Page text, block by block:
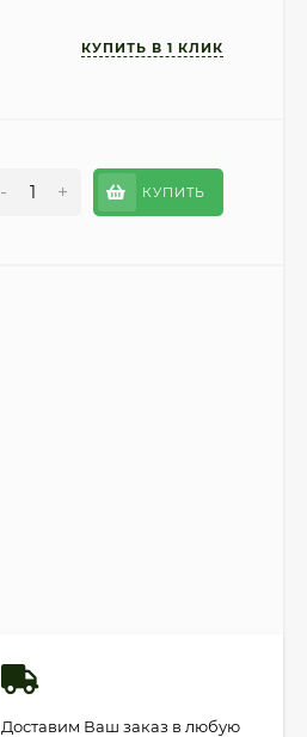
- + КУПИТЬ
Доставим Ваш заказ в любую